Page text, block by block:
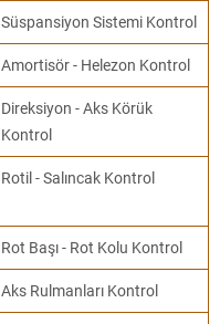
Süspansiyon Sistemi Kontrol
Amortisör - Helezon Kontrol
Direksiyon - Aks Körük
Kontrol
Rotil - Salıncak Kontrol
Rot Başı - Rot Kolu Kontrol
Aks Rulmanları Kontrol